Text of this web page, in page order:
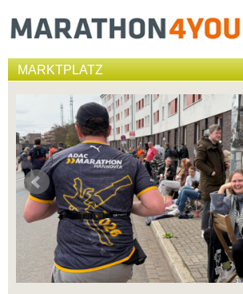
MARKTPLATZ